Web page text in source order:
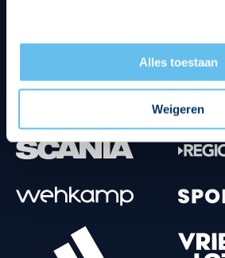
Alles toestaan
Weigeren